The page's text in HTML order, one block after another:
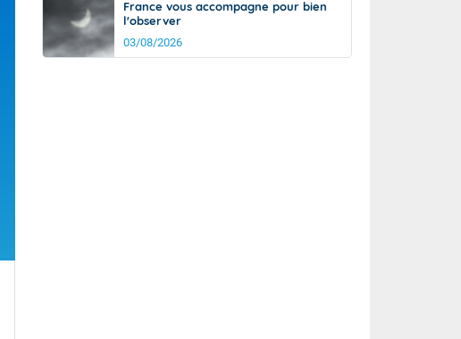
France vous accompagne pour bien
l'observer
03/08/2026